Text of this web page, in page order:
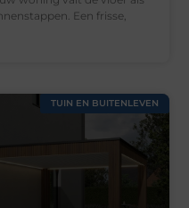
Een frisse,
TUIN EN BUITENLEVEN